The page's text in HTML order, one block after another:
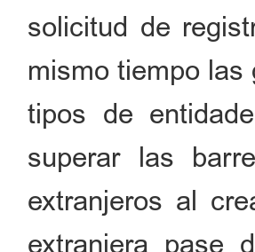
solicitud de
mismo tiempo
tipos de
superar las
extranjeros al
extranjera pase